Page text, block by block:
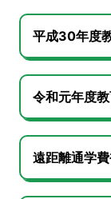
平成30年度
令和元年度
遠距離通学